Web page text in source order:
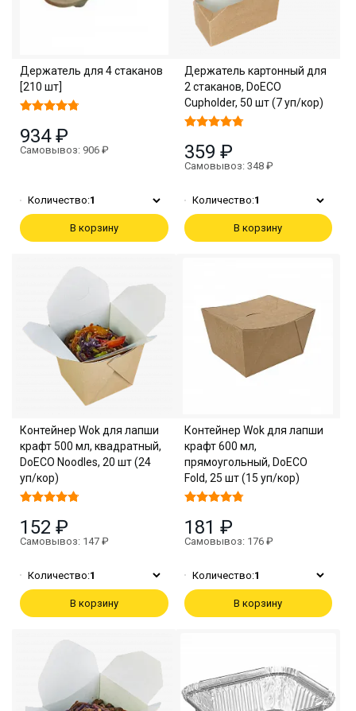
Держатель для 4 стаканов
[210 шт]
934 ₽
Самовывоз: 906 ₽
Количество:1
В корзину
Держатель картонный для
2 стаканов, DoECO
Cupholder, 50 шт (7 уп/кор)
359 ₽
Самовывоз: 348 ₽
Количество:1
В корзину
Контейнер Wok для лапши
крафт 500 мл, квадратный,
DoECO Noodles, 20 шт (24
уп/кор)
152 ₽
Самовывоз: 147 ₽
Количество:1
В корзину
Контейнер Wok для лапши
крафт 600 мл,
прямоугольный, DoECO
Fold, 25 шт (15 уп/кор)
181 ₽
Самовывоз: 176 ₽
Количество:1
В корзину